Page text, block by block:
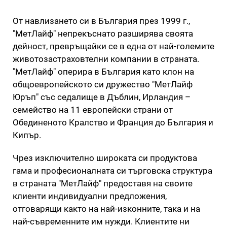
От навлизането си в България през 1999 г.,
"МетЛайф" непрекъснато разширява своята
дейност, превръщайки се в една от най-големите
животозастраховтелни компании в страната.
"МетЛайф" оперира в България като клон на
общоевропейското си дружество "МетЛайф
Юръп" със седалище в Дъблин, Ирландия –
семейство на 11 европейски страни от
Обединеното Кралство и Франция до България и
Кипър.
Чрез изключително широката си продуктова
гама и професионалната си търговска структура
в страната "МетЛайф" предоставя на своите
клиенти индивидуални предложения,
отговарящи както на най-изконните, така и на
най-съвременните им нужди. Клиентите ни